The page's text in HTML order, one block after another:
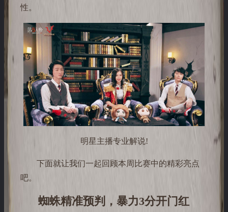
性。
明星主播专业解说!
下面就让我们一起回顾本周比赛中的精彩亮点
吧。
蜘蛛精准预判，暴力3分开门红